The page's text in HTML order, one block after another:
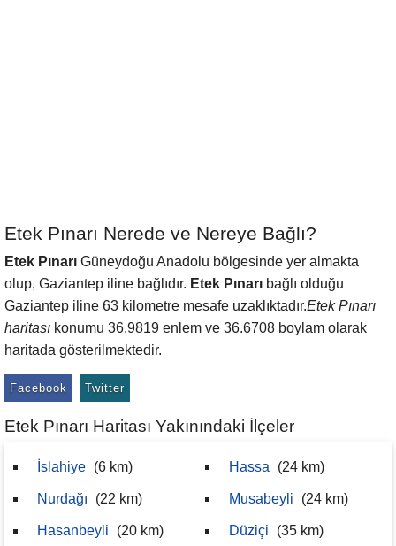
Etek Pınarı Nerede ve Nereye Bağlı?
Etek Pınarı Güneydoğu Anadolu bölgesinde yer almakta
olup, Gaziantep iline bağlıdır. Etek Pınarı bağlı olduğu
Gaziantep iline 63 kilometre mesafe uzaklıktadır.Etek Pınarı
haritası konumu 36.9819 enlem ve 36.6708 boylam olarak
haritada gösterilmektedir.
Facebook Twitter
Etek Pınarı Haritası Yakınındaki İlçeler
İslahiye (6 km)
Nurdağı (22 km)
Hasanbeyli (20 km)
Hassa (24 km)
Musabeyli (24 km)
Düziçi (35 km)